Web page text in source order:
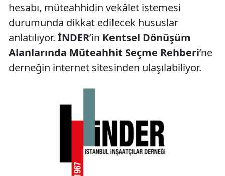
hesabı, müteahhidin vekâlet istemesi
durumunda dikkat edilecek hususlar
anlatılıyor. İNDER’in Kentsel Dönüşüm
Alanlarında Müteahhit Seçme Rehberi’ne
derneğin internet sitesinden ulaşılabiliyor.